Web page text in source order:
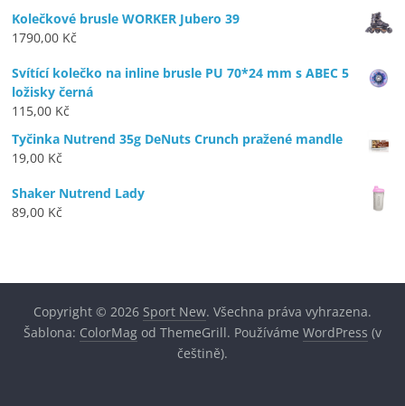
Kolečkové brusle WORKER Jubero 39
1790,00 Kč
Svítící kolečko na inline brusle PU 70*24 mm s ABEC 5
ložisky černá
115,00 Kč
Tyčinka Nutrend 35g DeNuts Crunch pražené mandle
19,00 Kč
Shaker Nutrend Lady
89,00 Kč
Copyright © 2026 Sport New. Všechna práva vyhrazena.
Šablona: ColorMagod ThemeGrill. Používáme WordPress (v
češtině).